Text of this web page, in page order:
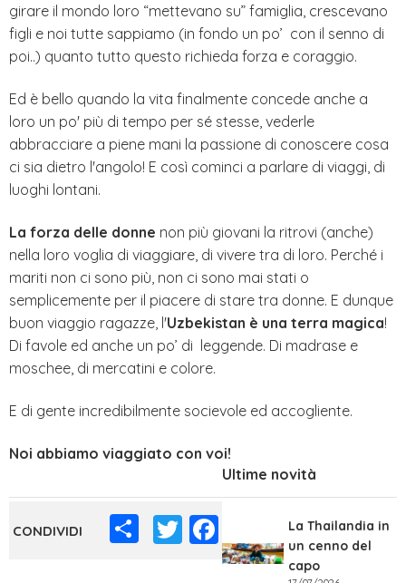
girare il mondo loro “mettevano su” famiglia, crescevano
figli e noi tutte sappiamo (in fondo un po’ con il senno di
poi..) quanto tutto questo richieda forza e coraggio.
Ed è bello quando la vita finalmente concede anche a
loro un po' più di tempo per sé stesse, vederle
abbracciare a piene mani la passione di conoscere cosa
ci sia dietro l'angolo! E così cominci a parlare di viaggi, di
luoghi lontani.
La forza delle donne non più giovani la ritrovi (anche)
nella loro voglia di viaggiare, di vivere tra di loro. Perché i
mariti non ci sono più, non ci sono mai stati o
semplicemente per il piacere di stare tra donne. E dunque
buon viaggio ragazze, l'Uzbekistan è una terra magica!
Di favole ed anche un po’ di leggende. Di madrase e
moschee, di mercatini e colore.
E di gente incredibilmente socievole ed accogliente.
Noi abbiamo viaggiato con voi!
ShareTwitterFacebook
Ultime novità
La Thailandia in
un cenno del
capo